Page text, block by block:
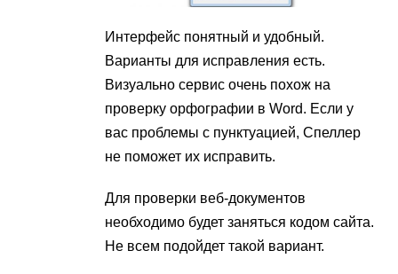
Интерфейс понятный и удобный.
Варианты для исправления есть.
Визуально сервис очень похож на
проверку орфографии в Word. Если у
вас проблемы с пунктуацией, Спеллер
не поможет их исправить.
Для проверки веб-документов
необходимо будет заняться кодом сайта.
Не всем подойдет такой вариант.